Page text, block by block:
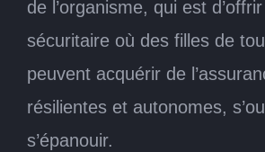
de l’organisme, qui est
sécuritaire où des filles de
peuvent acquérir de
résilientes et autonomes,
s’épanouir.